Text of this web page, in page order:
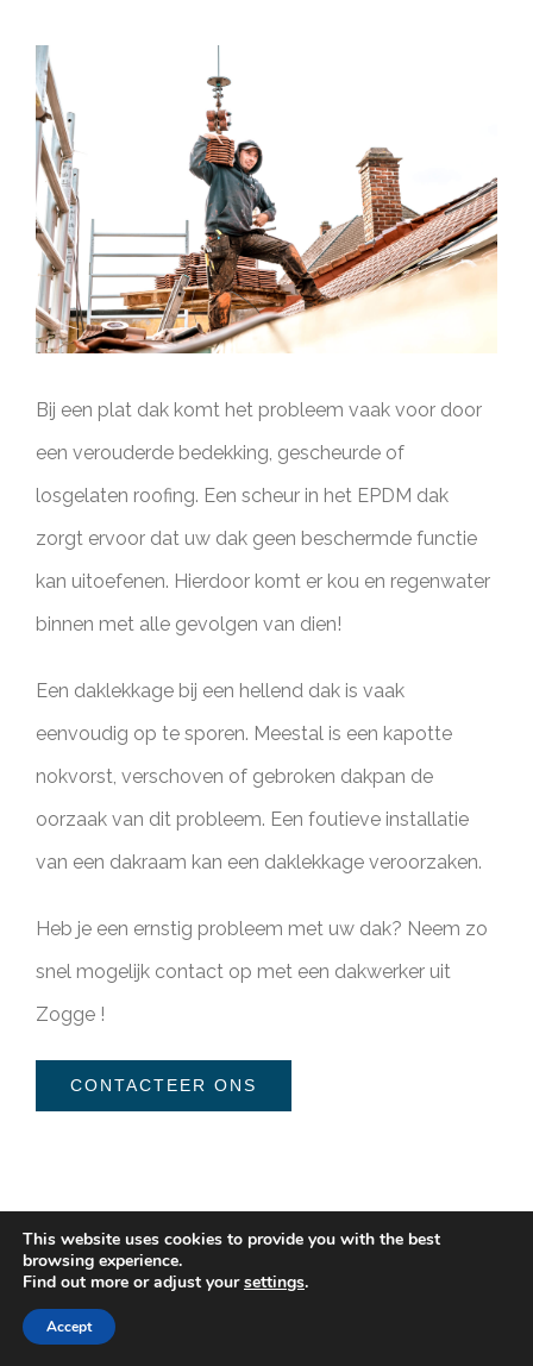
Bij een plat dak komt het probleem vaak voor door
een verouderde bedekking, gescheurde of
losgelaten roofing. Een scheur in het EPDM dak
zorgt ervoor dat uw dak geen beschermde functie
kan uitoefenen. Hierdoor komt er kou en regenwater
binnen met alle gevolgen van dien!
Een daklekkage bij een hellend dak is vaak
eenvoudig op te sporen. Meestal is een kapotte
nokvorst, verschoven of gebroken dakpan de
oorzaak van dit probleem. Een foutieve installatie
van een dakraam kan een daklekkage veroorzaken.
Heb je een ernstig probleem met uw dak? Neem zo
snel mogelijk contact op met een dakwerker uit
Zogge !
CONTACTEER ONS
Dak herstelling (plat dak)
This website uses cookies to provide you with the best
browsing experience.
Find out more or adjust yoursettings.
Accept